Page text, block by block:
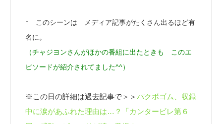
↑ このシーンは メディア記事がたくさん出るほど有
名に。
（チャジヨンさんがほかの番組に出たときも このエ
ピソードが紹介されてました^^）
※この日の詳細は過去記事で＞＞ パクボゴム、収録
中に涙があふれた理由は…？「カンタービレ第６